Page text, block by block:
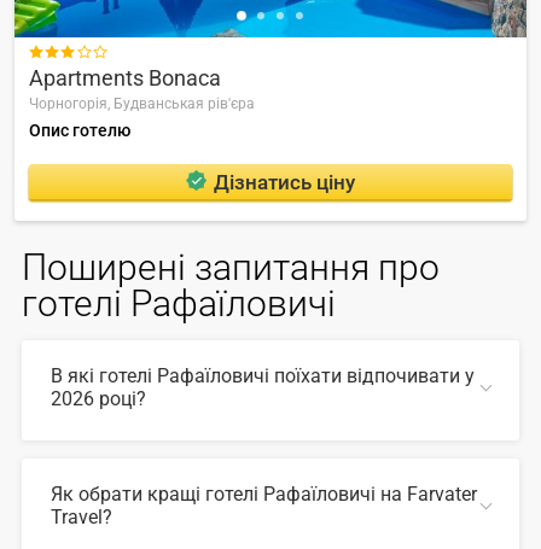

Apartments Bonaca
Чорногорія, Будванськая рів'єра
Опис готелю
Дізнатись ціну
Поширені запитання про
готелі Рафаїловичі
В які готелі Рафаїловичі поїхати відпочивати у
2026 році?
Як обрати кращі готелі Рафаїловичі на Farvater
Travel?